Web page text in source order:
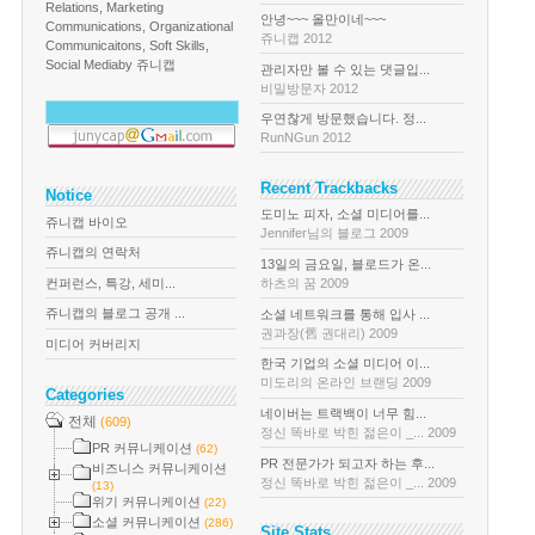
Relations, Marketing
Communications, Organizational
Communicaitons, Soft Skills,
Social Mediaby 쥬니캡
Notice
쥬니캡 바이오
쥬니캡의 연락처
컨퍼런스, 특강, 세미...
쥬니캡의 블로그 공개 ...
미디어 커버리지
Categories
전체 (609)
PR 커뮤니케이션 (62)
비즈니스 커뮤니케이션
(13)
위기 커뮤니케이션 (22)
소셜 커뮤니케이션 (286)
안녕~~~ 올만이네~~~
쥬니캡 2012
관리자만 볼 수 있는 댓글입...
비밀방문자 2012
우연찮게 방문했습니다. 정...
RunNGun 2012
Recent Trackbacks
도미노 피자, 소셜 미디어를...
Jennifer님의 블로그 2009
13일의 금요일, 블로드가 온...
하츠의 꿈 2009
소셜 네트워크를 통해 입사 ...
권과장(舊 권대리) 2009
한국 기업의 소셜 미디어 이...
미도리의 온라인 브랜딩 2009
네이버는 트랙백이 너무 힘...
정신 똑바로 박힌 젊은이 _... 2009
PR 전문가가 되고자 하는 후...
정신 똑바로 박힌 젊은이 _... 2009